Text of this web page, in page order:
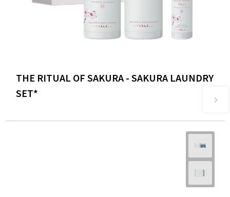
THE RITUAL OF SAKURA - SAKURA LAUNDRY
SET*